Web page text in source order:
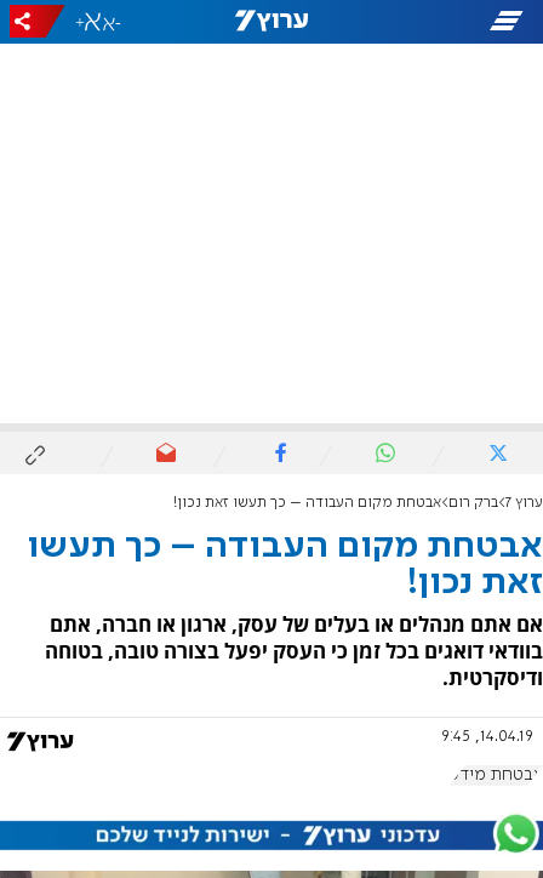
-
+
ערוץ 7 ברק רום אבטחת מקום העבודה – כך תעשו זאת נכון!
אבטחת מקום העבודה – כך תעשו
זאת נכון!
אם אתם מנהלים או בעלים של עסק, ארגון או חברה, אתם
בוודאי דואגים בכל זמן כי העסק יפעל בצורה טובה, בטוחה
ודיסקרטית.
14.04.19, 9:45
אבטחת מידע